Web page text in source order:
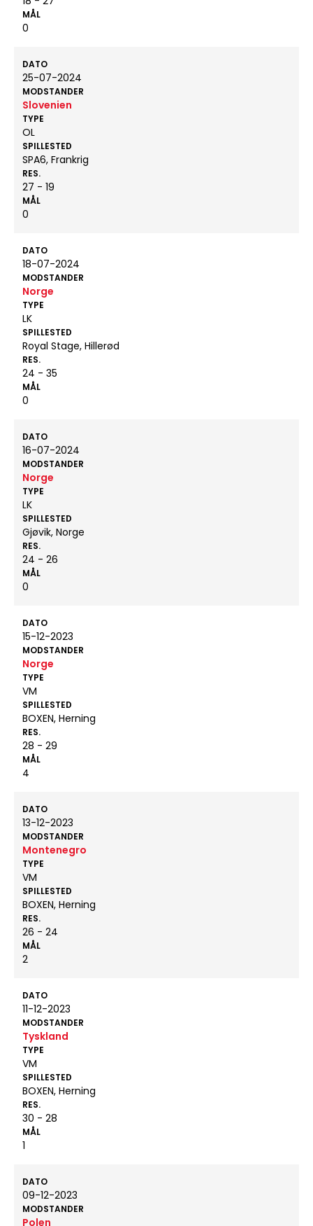
MÅL
0
DATO
25-07-2024
MODSTANDER
Slovenien
TYPE
OL
SPILLESTED
SPA6, Frankrig
RES.
27 - 19
MÅL
0
DATO
18-07-2024
MODSTANDER
Norge
TYPE
LK
SPILLESTED
Royal Stage, Hillerød
RES.
24 - 35
MÅL
0
DATO
16-07-2024
MODSTANDER
Norge
TYPE
LK
SPILLESTED
Gjøvik, Norge
RES.
24 - 26
MÅL
0
DATO
15-12-2023
MODSTANDER
Norge
TYPE
VM
SPILLESTED
BOXEN, Herning
RES.
28 - 29
MÅL
4
DATO
13-12-2023
MODSTANDER
Montenegro
TYPE
VM
SPILLESTED
BOXEN, Herning
RES.
26 - 24
MÅL
2
DATO
11-12-2023
MODSTANDER
Tyskland
TYPE
VM
SPILLESTED
BOXEN, Herning
RES.
30 - 28
MÅL
1
DATO
09-12-2023
MODSTANDER
Polen